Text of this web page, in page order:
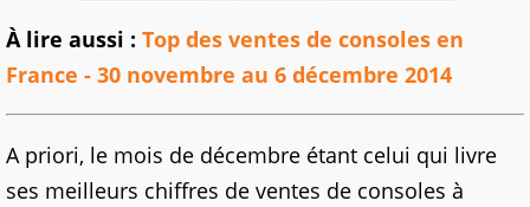
À lire aussi : Top des ventes de consoles en
France - 30 novembre au 6 décembre 2014
A priori, le mois de décembre étant celui qui livre
ses meilleurs chiffres de ventes de consoles à